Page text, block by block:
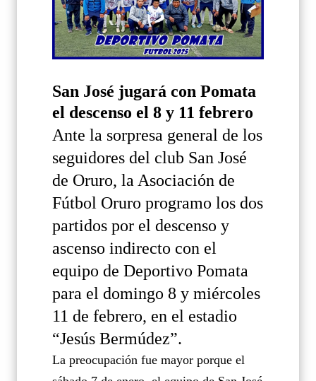
San José jugará con Pomata
el descenso el 8 y 11 febrero
Ante la sorpresa general de los
seguidores del club San José
de Oruro, la Asociación de
Fútbol Oruro programo los dos
partidos por el descenso y
ascenso indirecto con el
equipo de Deportivo Pomata
para el domingo 8 y miércoles
11 de febrero, en el estadio
“Jesús Bermúdez”.
La preocupación fue mayor porque el